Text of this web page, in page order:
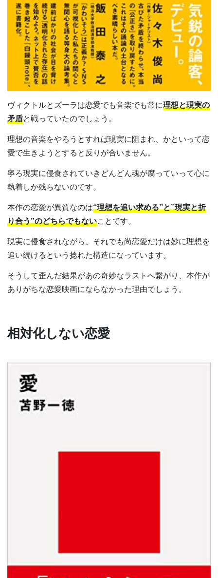
ヴィクトルとズーラは恋愛でも音楽でも常に理想と現実の
矛盾と戦っていたのでしょう。
理想の音楽をやろうとすれば現実に阻まれ、かといって恋
愛で生きようとすると反りが合いません。
寧ろ現実に侵食されていきどんどん魂が腐っていって心に
執着しか残らないのです。
本作の恋愛が異質なのは“理想を追い求める”と”現実と折
り合う”のどちらでもないことです。
現実に侵食されながら、それでも尚恋愛だけは妙に理想を
追い続けるという捻れた構造になっています。
そうして歪んだ結果があの奇妙なラストへ繋がり、本作が
ありがちな恋愛映画にならなかった理由でしょう。
相対化しない恋愛